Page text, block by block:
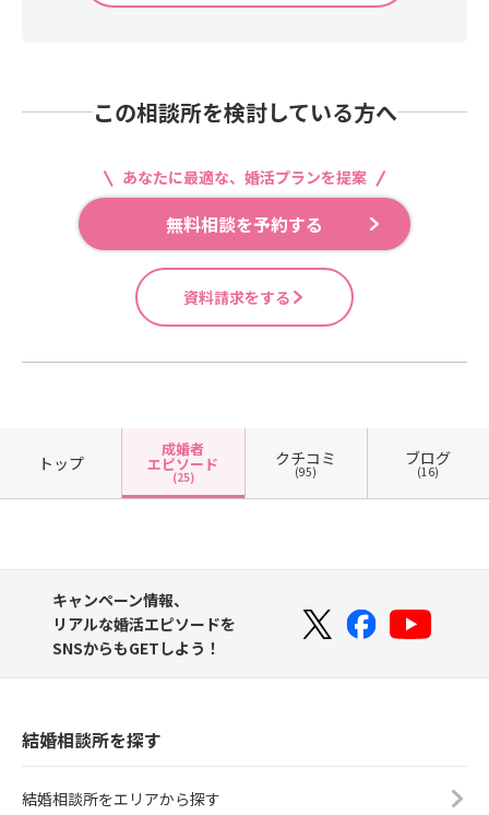
この相談所を検討している方へ
あなたに最適な、婚活プランを提案
無料相談を予約する
資料請求をする
トップ
成婚者
エピソード
(25)
クチコミ
(95)
ブログ
(16)
キャンペーン情報、
リアルな婚活エピソードを
SNSからもGETしよう！
結婚相談所を探す
結婚相談所をエリアから探す